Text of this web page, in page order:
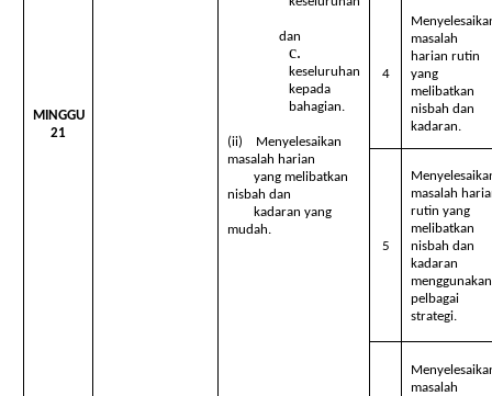
MINGGU
21
dan
keseluruhan
kepada
bahagian.
(ii) Menyelesaikan
masalah harian
yang melibatkan
nisbah dan
kadaran yang
mudah.
4
masalah
harian rutin
yang
melibatkan
nisbah dan
kadaran.
5
masalah
rutin yang
melibatkan
nisbah dan
kadaran
menggunakan
pelbagai
strategi.
masalah